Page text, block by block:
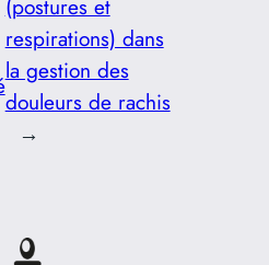
(postures et
respirations) dans
la gestion des
douleurs de rachis
→